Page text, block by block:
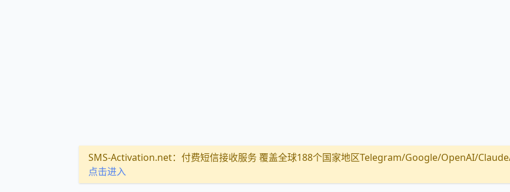
SMS-Activation.net：付费短信接收服务 覆盖全球188个国家地区Telegram/Google/OpenAI/
点击进入